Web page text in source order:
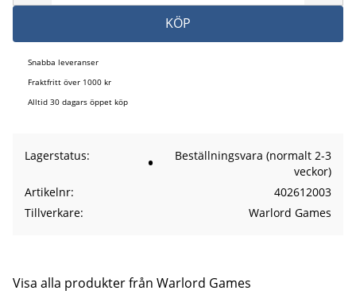
KÖP
Snabba leveranser
Fraktfritt över 1000 kr
Alltid 30 dagars öppet köp
Lagerstatus
Beställningsvara (normalt 2-3
veckor)
Artikelnr
402612003
Tillverkare
Warlord Games
Visa alla produkter från Warlord Games